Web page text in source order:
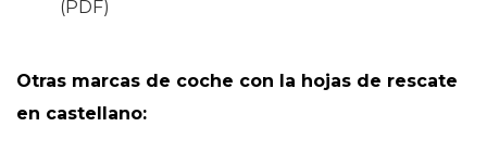
(PDF)
Otras marcas de coche con la hojas de rescate
en castellano: